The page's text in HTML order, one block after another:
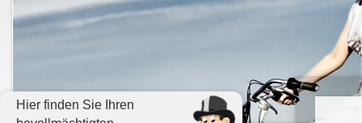
Hier finden Sie Ihren